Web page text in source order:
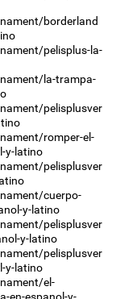
borderland
pelisplus-la-
la-trampa-
pelisplusver
romper-el-
y-latino
pelisplusver
cuerpo-
y-latino
pelisplusver
y-latino
pelisplusver
y-latino
el-